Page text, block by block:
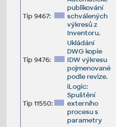
Tip 9467:
publikování
schválených
výkresů z
Inventoru.
Tip 9476:
Ukládání
DWG kopie
IDW výkresu
pojmenované
podle revize.
Tip 11550:
iLogic:
Spuštění
externího
procesu s
parametry